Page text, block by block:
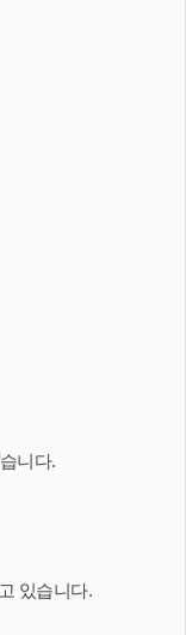
니다.
있습니다.